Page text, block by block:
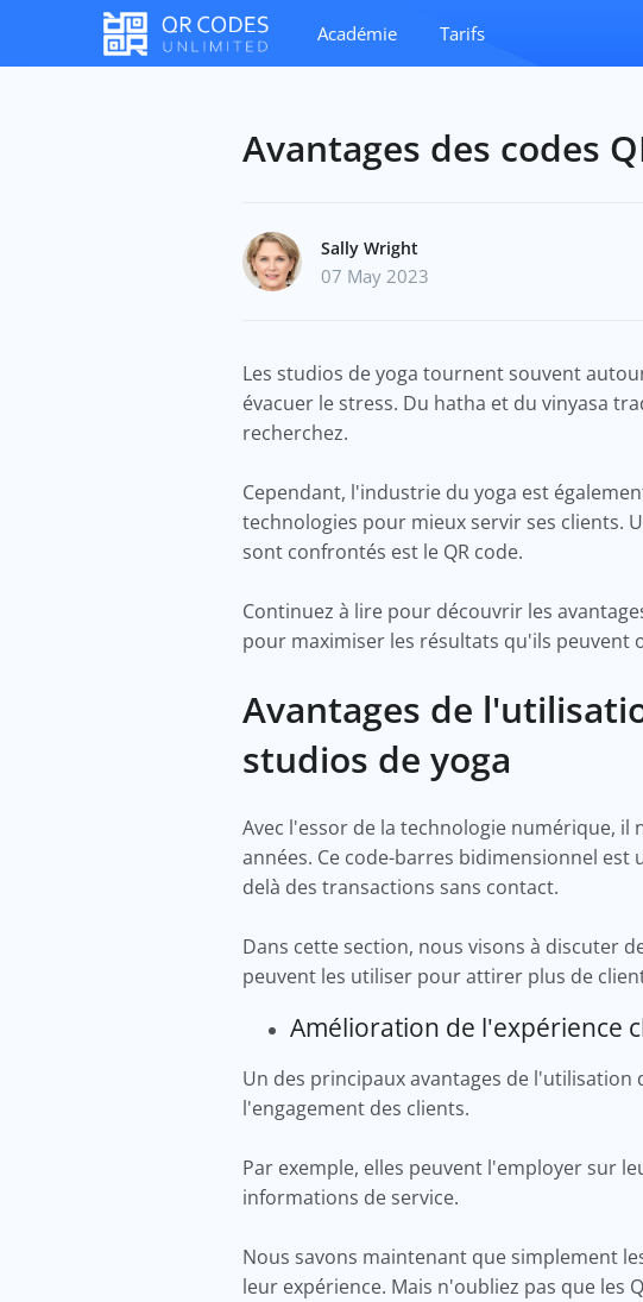
Académie Tarifs
Avantages des codes
Sally Wright
07 May 2023
Les studios de yoga tournent souvent
évacuer le stress. Du hatha et du vinyasa
recherchez.
Cependant, l'industrie du yoga est
technologies pour mieux servir ses clients.
sont confrontés est le QR code.
Continuez à lire pour découvrir les
pour maximiser les résultats qu'ils peuvent
Avantages de
studios de yoga
Avec l'essor de la technologie numérique, il
années. Ce code-barres bidimensionnel
delà des transactions sans contact.
Dans cette section, nous visons à discuter
peuvent les utiliser pour attirer plus de
Amélioration de l'expérience
Un des principaux avantages de
l'engagement des clients.
Par exemple, elles peuvent l'employer sur
informations de service.
Nous savons maintenant que simplement
leur expérience. Mais n'oubliez pas que les